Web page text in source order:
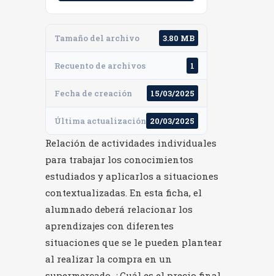
Tamaño del archivo 3.80 MB
Recuento de archivos 1
Fecha de creación 15/03/2025
Última actualización 20/03/2025
Relación de actividades individuales
para trabajar los conocimientos
estudiados y aplicarlos a situaciones
contextualizadas. En esta ficha, el
alumnado deberá relacionar los
aprendizajes con diferentes
situaciones que se le pueden plantear
al realizar la compra en un